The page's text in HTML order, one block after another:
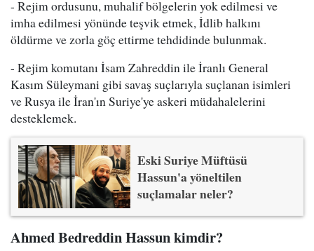
- Rejim ordusunu, muhalif bölgelerin yok edilmesi ve
imha edilmesi yönünde teşvik etmek, İdlib halkını
öldürme ve zorla göç ettirme tehdidinde bulunmak.
- Rejim komutanı İsam Zahreddin ile İranlı General
Kasım Süleymani gibi savaş suçlarıyla suçlanan isimleri
ve Rusya ile İran'ın Suriye'ye askeri müdahalelerini
desteklemek.
Eski Suriye Müftüsü
Hassun'a yöneltilen
suçlamalar neler?
Ahmed Bedreddin Hassun kimdir?